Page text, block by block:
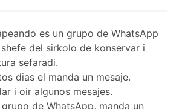
es un grupo de WhatsApp
del sirkolo de konservar i
sefaradi.
dias el manda un mesaje.
i oir algunos mesajes.
de WhatsApp, manda un